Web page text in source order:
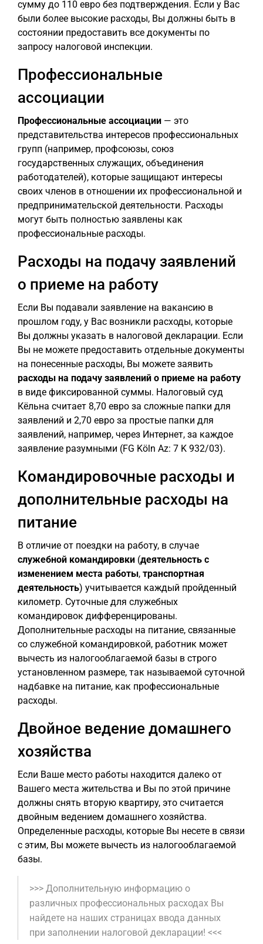
сумму до 110 евро без подтверждения. Если у Вас
были более высокие расходы, Вы должны быть в
состоянии предоставить все документы по
запросу налоговой инспекции.
Профессиональные
ассоциации
Профессиональные ассоциации — это
представительства интересов профессиональных
групп (например, профсоюзы, союз
государственных служащих, объединения
работодателей), которые защищают интересы
своих членов в отношении их профессиональной и
предпринимательской деятельности. Расходы
могут быть полностью заявлены как
профессиональные расходы.
Расходы на подачу заявлений
о приеме на работу
Если Вы подавали заявление на вакансию в
прошлом году, у Вас возникли расходы, которые
Вы должны указать в налоговой декларации. Если
Вы не можете предоставить отдельные документы
на понесенные расходы, Вы можете заявить
расходы на подачу заявлений о приеме на работу
в виде фиксированной суммы. Налоговый суд
Кёльна считает 8,70 евро за сложные папки для
заявлений и 2,70 евро за простые папки для
заявлений, например, через Интернет, за каждое
заявление разумными (FG Köln Az: 7 K 932/03).
Командировочные расходы и
дополнительные расходы на
питание
В отличие от поездки на работу, в случае
служебной командировки (деятельность с
изменением места работы, транспортная
деятельность) учитывается каждый пройденный
километр. Суточные для служебных
командировок дифференцированы.
Дополнительные расходы на питание, связанные
со служебной командировкой, работник может
вычесть из налогооблагаемой базы в строго
установленном размере, так называемой суточной
надбавке на питание, как профессиональные
расходы.
Двойное ведение домашнего
хозяйства
Если Ваше место работы находится далеко от
Вашего места жительства и Вы по этой причине
должны снять вторую квартиру, это считается
двойным ведением домашнего хозяйства.
Определенные расходы, которые Вы несете в связи
с этим, Вы можете вычесть из налогооблагаемой
базы.
>>> Дополнительную информацию о
различных профессиональных расходах Вы
найдете на наших страницах ввода данных
при заполнении налоговой декларации! <<<